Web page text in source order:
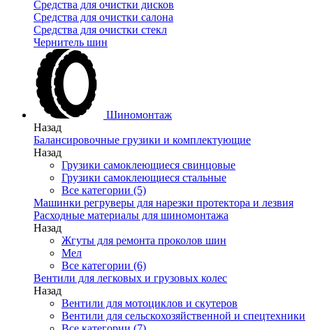
Средства для очистки дисков
Средства для очистки салона
Средства для очистки стекл
Чернитель шин
Шиномонтаж
Назад
Балансировочные грузики и комплектующие
Назад
Грузики самоклеющиеся свинцовые
Грузики самоклеющиеся стальные
Все категории (5)
Машинки регруверы для нарезки протектора и лезвия
Расходные материалы для шиномонтажа
Назад
Жгуты для ремонта проколов шин
Мел
Все категории (6)
Вентили для легковых и грузовых колес
Назад
Вентили для мотоциклов и скутеров
Вентили для сельскохозяйственной и спецтехники